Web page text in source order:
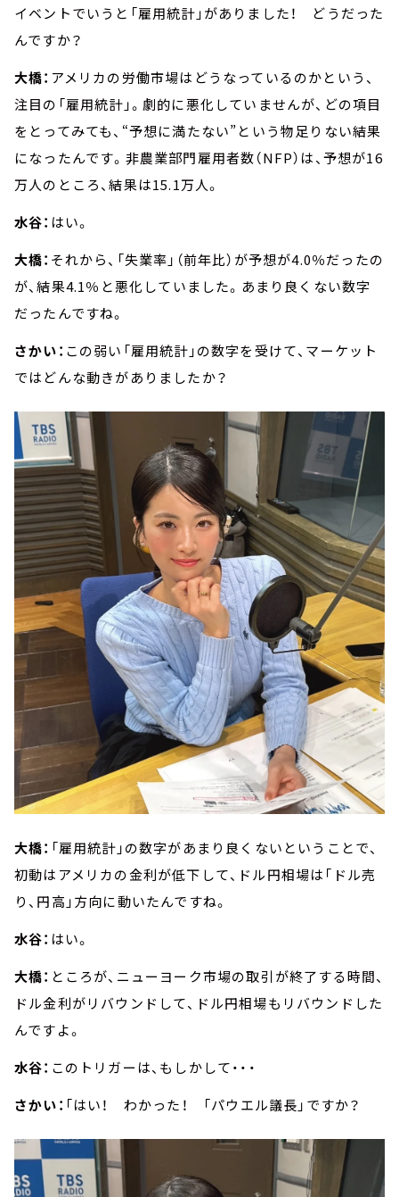
イベントでいうと「雇用統計」がありました！ どうだった
んですか？
大橋： アメリカの労働市場はどうなっているのかという、
注目の「雇用統計」。劇的に悪化していませんが、どの項目
をとってみても、“予想に満たない”という物足りない結果
になったんです。非農業部門雇用者数（NFP）は、予想が16
万人のところ、結果は15.1万人。
水谷： はい。
大橋： それから、「失業率」（前年比）が予想が4.0％だったの
が、結果4.1％と悪化していました。あまり良くない数字
だったんですね。
さかい： この弱い「雇用統計」の数字を受けて、マーケット
ではどんな動きがありましたか？
大橋： 「雇用統計」の数字があまり良くないということで、
初動はアメリカの金利が低下して、ドル円相場は「ドル売
り、円高」方向に動いたんですね。
水谷： はい。
大橋： ところが、ニューヨーク市場の取引が終了する時間、
ドル金利がリバウンドして、ドル円相場もリバウンドした
んですよ。
水谷： このトリガーは、もしかして・・・
さかい： 「はい！ わかった！ 「パウエル議長」ですか？